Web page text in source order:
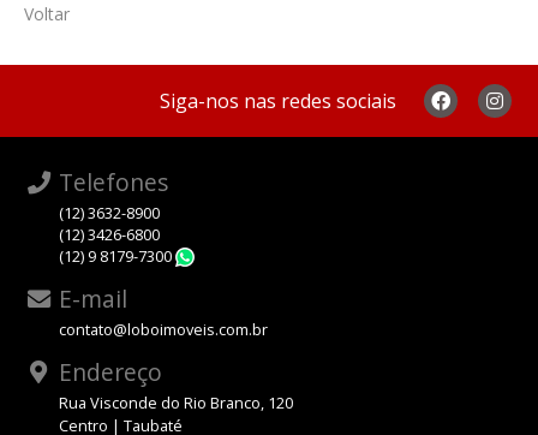
Voltar
Siga-nos nas redes sociais
Telefones
(12) 3632-8900
(12) 3426-6800
(12) 9 8179-7300
E-mail
contato@loboimoveis.com.br
Endereço
Rua Visconde do Rio Branco, 120
Centro | Taubaté